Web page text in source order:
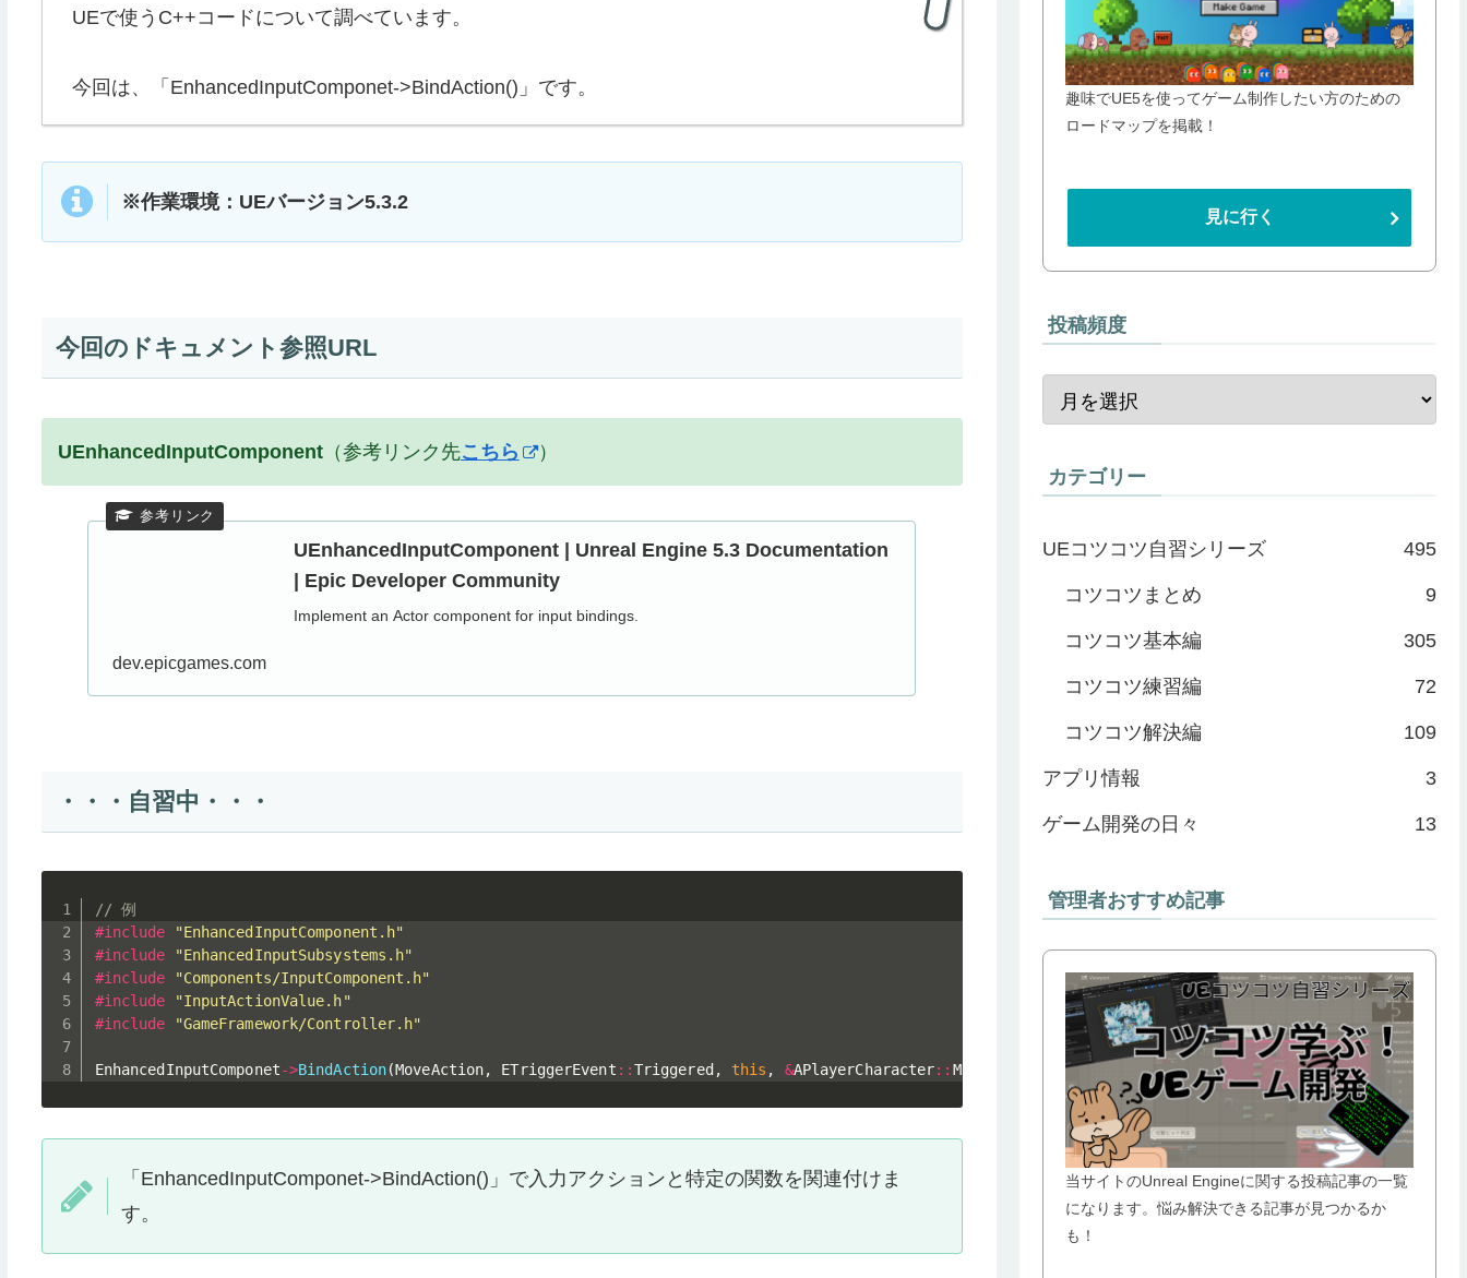
UEで使うC++コードについて調べています。
今回は、「EnhancedInputComponet->BindAction()」です。
※作業環境：UEバージョン5.3.2
今回のドキュメント参照URL
UEnhancedInputComponent（参考リンク先こちら ）
UEnhancedInputComponent | Unreal Engine 5.3 Documentation
| Epic Developer Community
Implement an Actor component for input bindings.
dev.epicgames.com
・・・自習中・・・
// 例
#include
"EnhancedInputComponent.h"
#include
"EnhancedInputSubsystems.h"
#include
"Components/InputComponent.h"
#include
"InputActionValue.h"
#include "GameFramework/Controller.h"
EnhancedInputComponet->BindAction(MoveAction, ETriggerEvent ::Triggered , this , &APlayerCharacter:: Move
「EnhancedInputComponet->BindAction()」で入力アクションと特定の関数を関連付けま
す。
趣味でUE5を使ってゲーム制作したい方のための
ロードマップを掲載！
見に行く
投稿頻度
カテゴリー
UEコツコツ自習シリーズ 495
コツコツまとめ 9
コツコツ基本編 305
コツコツ練習編 72
コツコツ解決編 109
アプリ情報 3
ゲーム開発の日々 13
管理者おすすめ記事
当サイトのUnreal Engineに関する投稿記事の一覧
になります。悩み解決できる記事が見つかるか
も！